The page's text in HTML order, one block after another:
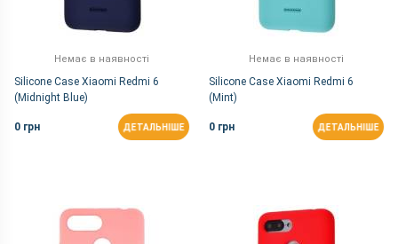
Немає в наявності
Silicone Case Xiaomi Redmi 6
(Midnight Blue)
0 грн ДЕТАЛЬНІШЕ
Немає в наявності
Silicone Case Xiaomi Redmi 6
(Mint)
0 грн ДЕТАЛЬНІШЕ